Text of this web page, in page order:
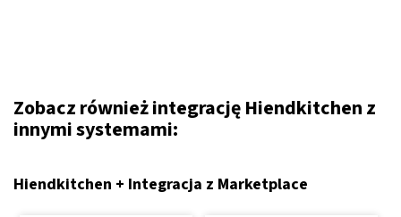
Zobacz również integrację Hiendkitchen z
innymi systemami:
Hiendkitchen + Integracja z Marketplace